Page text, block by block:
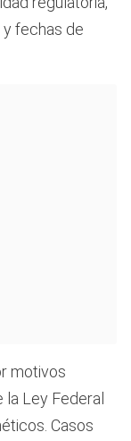
fechas de
motivos
la Ley Federal
Casos